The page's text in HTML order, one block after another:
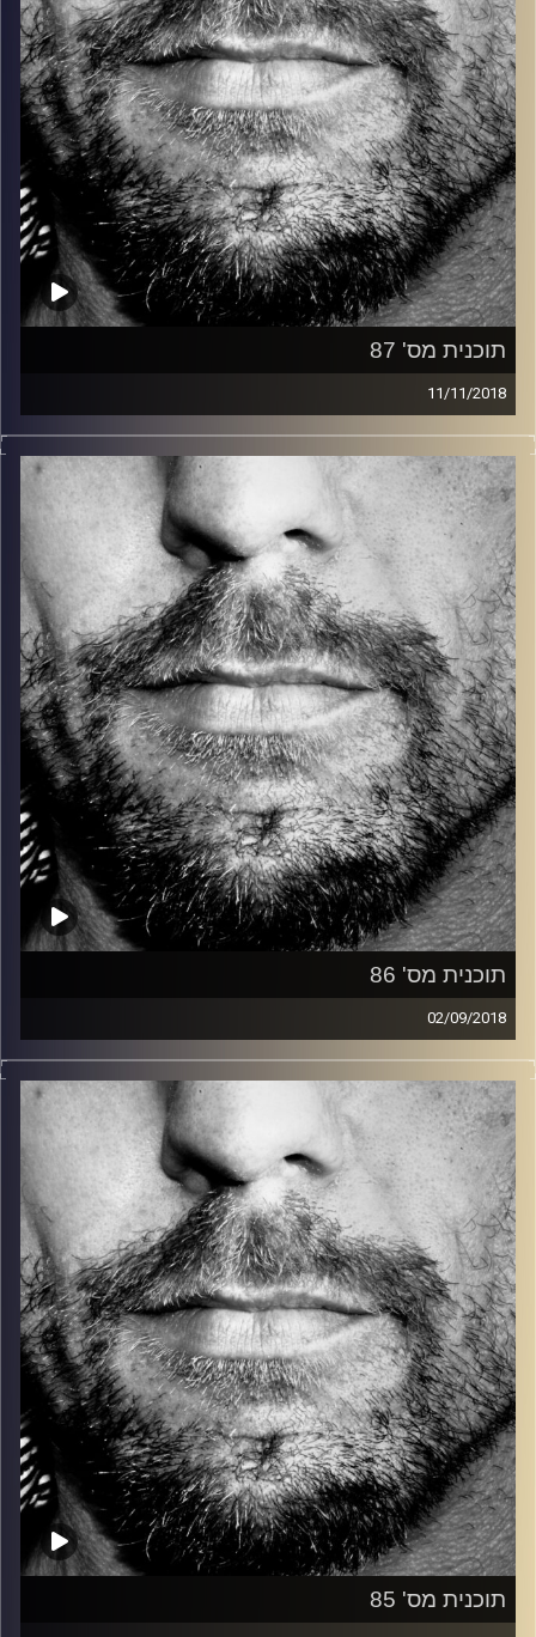
תוכנית מס' 87
11/11/2018
זיפים, מוזיקה מחוספסת של הופעות חיות. הרבה ג'אם, רוק,
בלוז, bluegrass, ג'אז, Fאנק, פרוגרסיב ואפילו אלקטרוניקה.
כל מה שחי, אמיתי ונושם.
עם שמוליק רגב.
קרדיט תמונות: David Goehring
תוכנית מס' 86
02/09/2018
זיפים, מוזיקה מחוספסת של הופעות חיות. הרבה ג'אם, רוק,
בלוז, bluegrass, ג'אז, Fאנק, פרוגרסיב ואפילו אלקטרוניקה.
כל מה שחי, אמיתי ונושם.
עם שמוליק רגב.
קרדיט תמונות: David Goehring
תוכנית מס' 85